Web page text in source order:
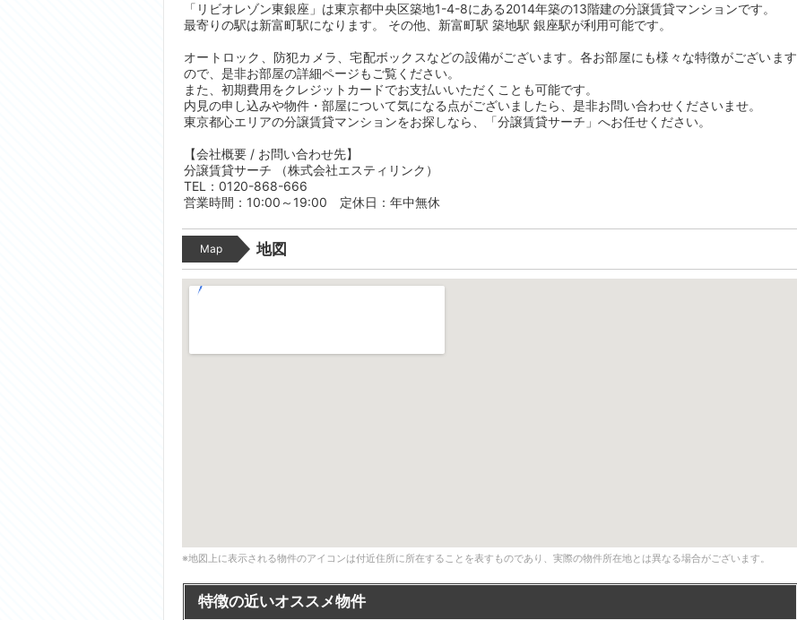
「リビオレゾン東銀座」は東京都中央区築地1-4-8にある2014年築の13階建の分譲賃貸マンションです。
最寄りの駅は新富町駅になります。 その他、新富町駅 築地駅 銀座駅が利用可能です。
オートロック、防犯カメラ、宅配ボックスなどの設備がございます。各お部屋にも様々な特徴がございます
ので、是非お部屋の詳細ページもご覧ください。
また、初期費用をクレジットカードでお支払いいただくことも可能です。
内見の申し込みや物件・部屋について気になる点がございましたら、是非お問い合わせくださいませ。
東京都心エリアの分譲賃貸マンションをお探しなら、「分譲賃貸サーチ」へお任せください。
【会社概要 / お問い合わせ先】
分譲賃貸サーチ （株式会社エスティリンク）
TEL：0120-868-666
営業時間：10:00～19:00 定休日：年中無休
Map 地図
※地図上に表示される物件のアイコンは付近住所に所在することを表すものであり、実際の物件所在地とは異なる場合がございます。
特徴の近いオススメ物件